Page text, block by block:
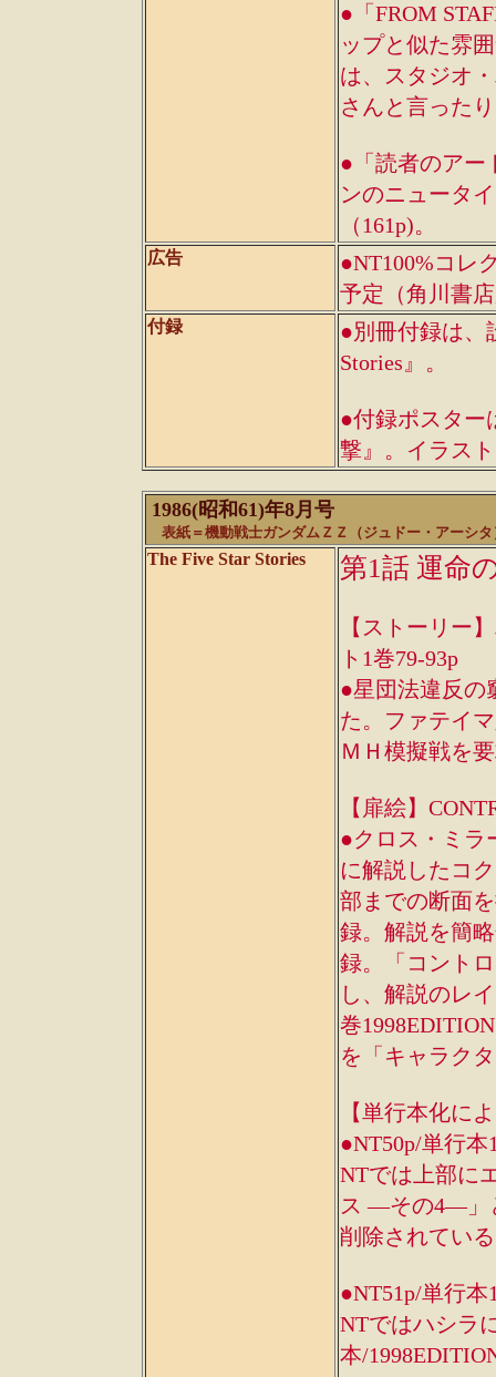
●「FROM
ップと似た雰
は、スタジオ
さんと言った
●「読者のアー
ンのニュータ
（161p)。
広告
●NT100%コレ
予定（角川書
付録
●別冊付録は、
Stories』。
●付録ポスター
撃』。イラス
1986(昭和61)年8月号
表紙＝機動戦士ガンダムＺＺ（ジュドー・アー
The Five Star Stories 第1話 運命
【ストーリー
ト1巻79-93p
●星団法違反の
た。ファテイ
ＭＨ模擬戦を
【扉絵】
●クロス・ミラ
に解説したコ
部までの断面
録。解説を簡
録。「コント
し、解説のレ
巻
を「キャラク
【単行本化に
●NT50p/単行
NTでは上部に
ス ―その4―」
削除されてい
●NT51p/単行
NTではハシラ
本/